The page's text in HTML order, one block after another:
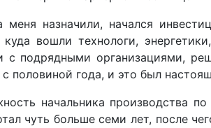
меня назначили, начался
вошли технологи,
с подрядными организациями,
с половиной года, и это был
начальника производства
чуть больше семи лет, после